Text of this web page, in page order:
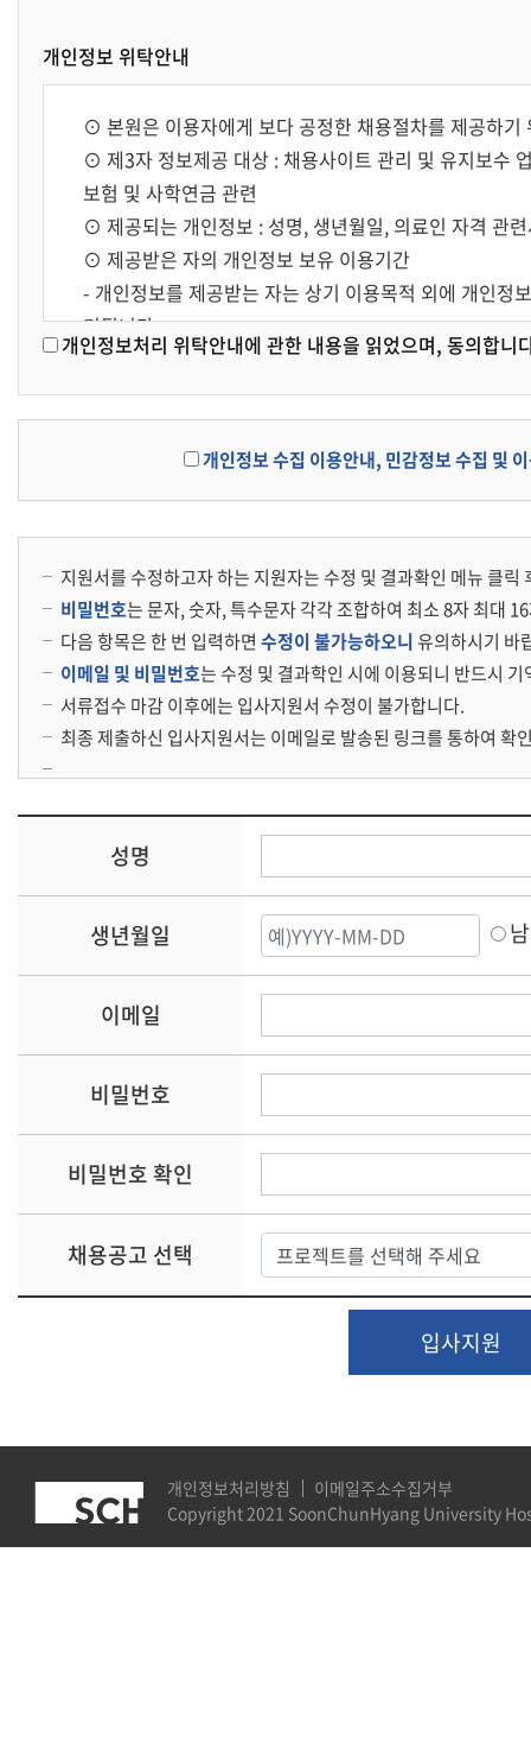
⊙ 본원은 수집한 개인정보의 이용목적이 달성된 후에
⊙ 파기절차 : 귀하의 개인정보는 목적이 달성된 후 내부
목적 달성 후 파기되어 집니다. 개인정보는 법률에 의한
다.
⊙ 파기방법 : 서면으로 존재하는 개인정보는 분쇄 또는
수 없는 기술적 방법을 사용하여 삭제합니다.
5. 개인정보의 위탁처리
⊙ 위탁 정보제공 대상 : 채용사이트 관리 및 유지보수
험 및 사학연금 관련
기됩니다.
※ 귀하는 이에 대한 동의를 거부할 수 있으며, 다만, 동
6. 정보 주체의 권리와 의무
⊙ 본원은 귀하의 의견을 매우 소중하게 생각하며, 귀하
⊙ 귀하는 개인정보를 보호 받을 권리와 함께 스스로를
를 포함한 귀하의 개인정보가 유출되지 않도록 조심하
오. 만약 이 같은 책임을 다하지 못하고 타인의 정보 및
정보보호 등에 관한 법률』 등에 의해 처벌 받을 수 있습
7. 의견수렴 및 불만처리
⊙ 이메일이나 팩스, 우편 및 채용게시판을 이용한 상담
⊙ 개인정보관리 책임자 및 담당자
- 본원은 귀하의 개인정보보호를 매우 소중하게 생각하
습니다. 그러나 기술적인 보완조치를 했음에도 불구하
고로 인한 정보의 훼손 및 방문자가 작성한 게시물에 의
- 귀하의 개인정보보호 관련 문의 시 신속하고 성실하게
자와 연락을 원하실 경우 아래의 연락처로 연락을 주시
- 개인정보관리 담당자 : 순천향대학교 중앙의료원 및
- 개인정보 삭제 요청 시 또는 보존 목적 상실 시
4. 동의를 거부할 권리에 대한 안내
귀하께서는 본 안내에 따른 민감정보 수집 및 이용에 관
다만, 귀하가 민감정보 수집 및 이용에 관한 동의를 거
바랍니다.
개인정보 위탁안내
⊙ 본원은 이용자에게 보다 공정한 채용절차를 제공하
⊙ 제3자 정보제공 대상 : 채용사이트 관리 및 유지보수
보험 및 사학연금 관련
⊙ 제공되는 개인정보 : 성명, 생년월일, 의료인 자격 관
⊙ 제공받은 자의 개인정보 보유 이용기간
- 개인정보를 제공받는 자는 상기 이용목적 외에 개인정
기됩니다.
※ 귀하는 이에 대한 동의를 거부할 수 있으며, 다만, 동
개인정보처리 위탁안내에 관한 내용을 읽었으며, 동의합니
개인정보 수집 이용안내, 민감정보 수집 및
지원서를 수정하고자 하는 지원자는 수정 및 결과확인 메뉴 클릭
비밀번호는 문자, 숫자, 특수문자 각각 조합하여 최소 8자 최대
다음 항목은 한 번 입력하면 수정이 불가능하오니유의하시기 바
이메일 및 비밀번호는 수정 및 결과학인 시에 이용되니 반드시
서류접수 마감 이후에는 입사지원서 수정이 불가합니다.
최종 제출하신 입사지원서는 이메일로 발송된 링크를 통하여 확
성명
생년월일
이메일
비밀번호
비밀번호 확인
채용공고 선택
입사지원
개인정보처리방침
이메일주소수집거부
Copyright 2021 SoonChunHyang University